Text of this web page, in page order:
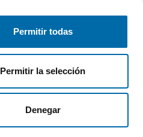
Permitir todas
Permitir la selección
Denegar
Inicia sesión